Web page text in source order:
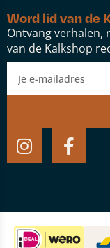
Word lid van de
Ontvang verhalen,
van de Kalkshop